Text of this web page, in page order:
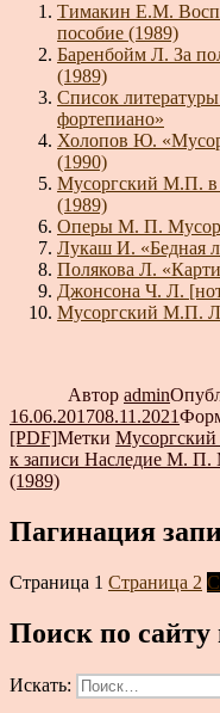
Тимакин Е.М.
пособие (1989)
Баренбойм Л. За
(1989)
Список
фортепиано»
Холопов Ю.
(1990)
Мусоргский М.П. в
(1989)
Оперы М. П.
Лукаш И. «Бедная
Полякова Л.
Джонсона Ч. Л.
Мусоргский М.П.
Автор admin
16.06.201708.11.2021
[PDF]Метки
к записи Наследие М. П.
(1989)
Пагинация
Страница 1 Страница 2
Поиск по
Искать: